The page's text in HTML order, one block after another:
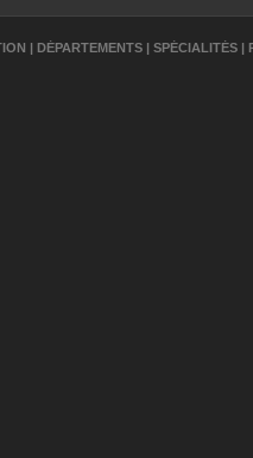
| DÉPARTEMENTS | SPÉCIALITÉS |